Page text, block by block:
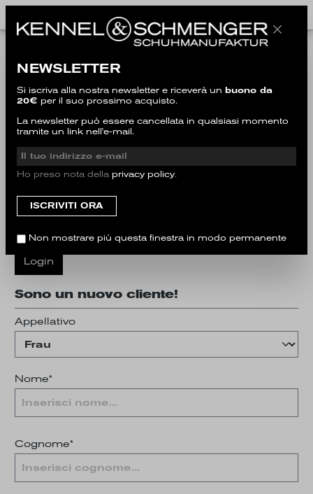
Sono già un cliente!
Il tuo indirizzo e-mail
La tua password
Login
Sono un nuovo cliente!
Appellativo
Nome*
Cognome*
NEWSLETTER
Si iscriva alla nostra newsletter e riceverà un buono da
20€ per il suo prossimo acquisto.
La newsletter può essere cancellata in qualsiasi momento
tramite un link nell'e-mail.
Ho preso nota della privacy policy.
Non mostrare più questa finestra in modo permanente